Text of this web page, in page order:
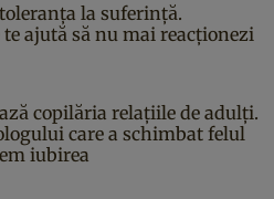
la suferință.
ajută să nu mai reacționezi
copilăria relațiile de adulți.
care a schimbat felul
iubirea